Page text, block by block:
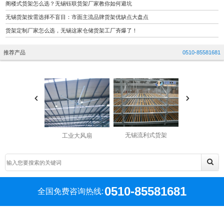
阁楼式货架怎么选？无锡钰联货架厂家教你如何避坑
无锡货架按需选择不盲目：市面主流品牌货架优缺点大盘点
货架定制厂家怎么选，无锡这家仓储货架工厂夯爆了！
推荐产品 0510-85581681
工业大风扇 无锡流利式货架
全国免费咨询热线: 0510-85581681